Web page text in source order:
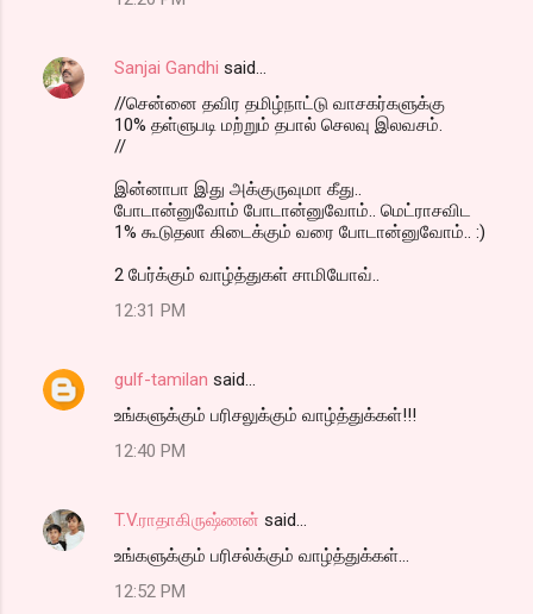
Sanjai Gandhi said…
//சென்னை தவிர தமிழ்நாட்டு வாசகர்களுக்கு
10% தள்ளுபடி மற்றும் தபால் செலவு இலவசம்.
//
இன்னாபா இது அக்குருவுமா கீது..
போடான்னுவோம் போடான்னுவோம்.. மெட்ராசவிட
1% கூடுதலா கிடைக்கும் வரை போடான்னுவோம்.. :)
2 பேர்க்கும் வாழ்த்துகள் சாமியோவ்..
12:31 PM
gulf-tamilan said…
உங்களுக்கும் பரிசலுக்கும் வாழ்த்துக்கள்!!!
12:40 PM
T.V.ராதாகிருஷ்ணன் said…
உங்களுக்கும் பரிசல்க்கும் வாழ்த்துக்கள்...
12:52 PM